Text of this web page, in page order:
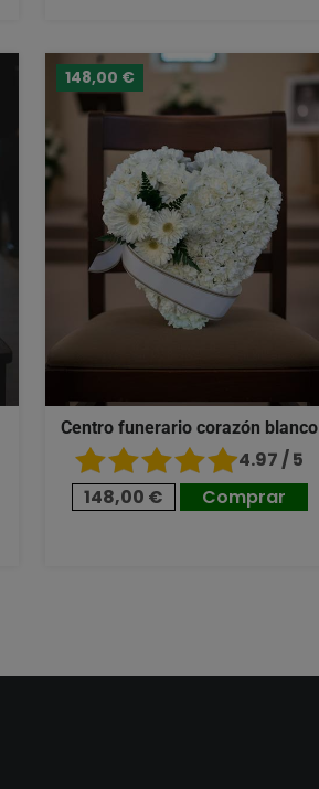
148,00 €
Centro funerario corazón blanco
4.97 / 5
148,00 €
Comprar